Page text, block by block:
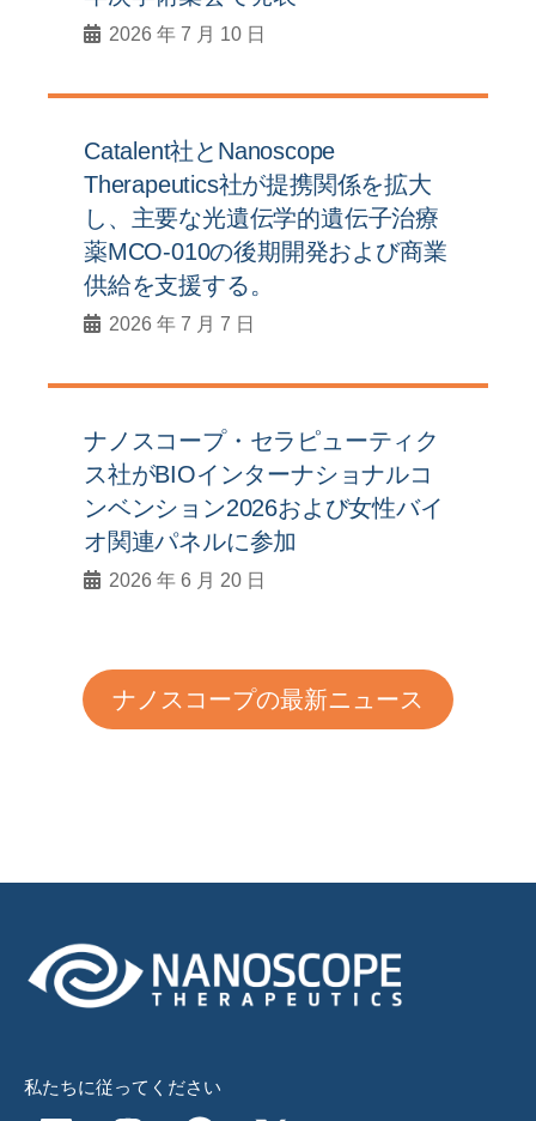
2026 年 7 月 10 日
Catalent社とNanoscope
Therapeutics社が提携関係を拡大
し、主要な光遺伝学的遺伝子治療
薬MCO-010の後期開発および商業
供給を支援する。
2026 年 7 月 7 日
ナノスコープ・セラピューティク
ス社がBIOインターナショナルコ
ンベンション2026および女性バイ
オ関連パネルに参加
2026 年 6 月 20 日
ナノスコープの最新ニュース
私たちに従ってください